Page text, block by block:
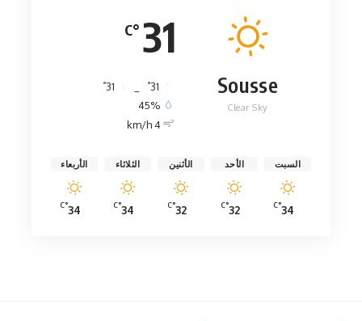
31
°C
Sousse
Clear Sky
31
°
31
°
45%
4 km/h
السبت
34
°C
الأحد
32
°C
الأثنين
32
°C
الثلاثاء
34
°C
الأربعاء
34
°C